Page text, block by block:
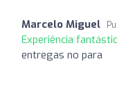
Marcelo Miguel
Experiência
entregas no para